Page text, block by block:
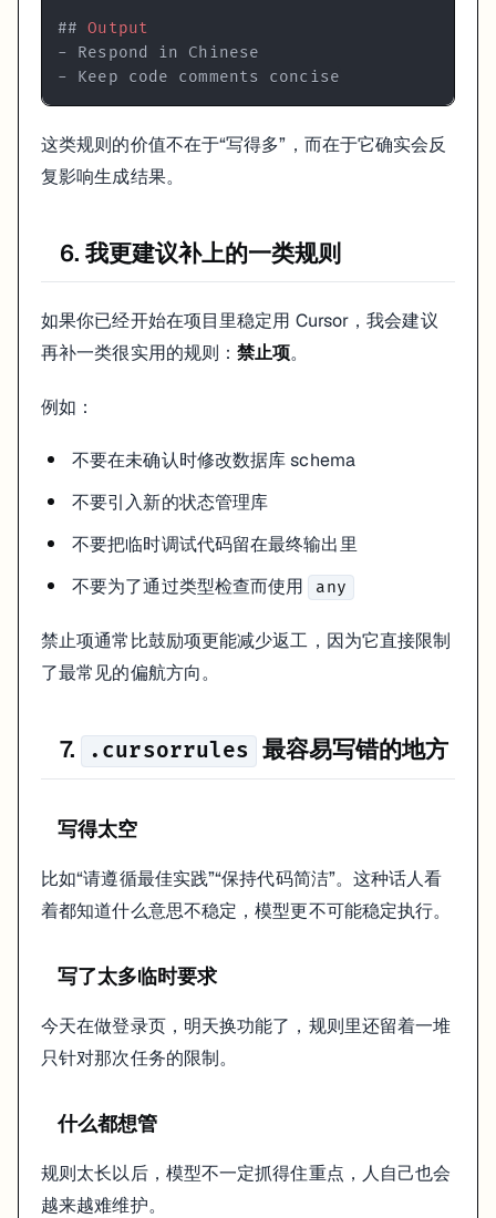
## Output
-
- Keep code comments concise
这类规则的价值不在于“写得多”，而在于它确实会反
复影响生成结果。
6. 我更建议补上的一类规则
如果你已经开始在项目里稳定用 Cursor，我会建议
再补一类很实用的规则：禁止项。
例如：
不要在未确认时修改数据库 schema
不要引入新的状态管理库
不要把临时调试代码留在最终输出里
不要为了通过类型检查而使用
any
禁止项通常比鼓励项更能减少返工，因为它直接限制
了最常见的偏航方向。
7. .cursorrules 最容易写错的地方
写得太空
比如“请遵循最佳实践”“保持代码简洁”。这种话人看
着都知道什么意思不稳定，模型更不可能稳定执行。
写了太多临时要求
今天在做登录页，明天换功能了，规则里还留着一堆
只针对那次任务的限制。
什么都想管
规则太长以后，模型不一定抓得住重点，人自己也会
越来越难维护。